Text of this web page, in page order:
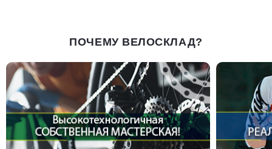
ПОЧЕМУ ВЕЛОСКЛАД?